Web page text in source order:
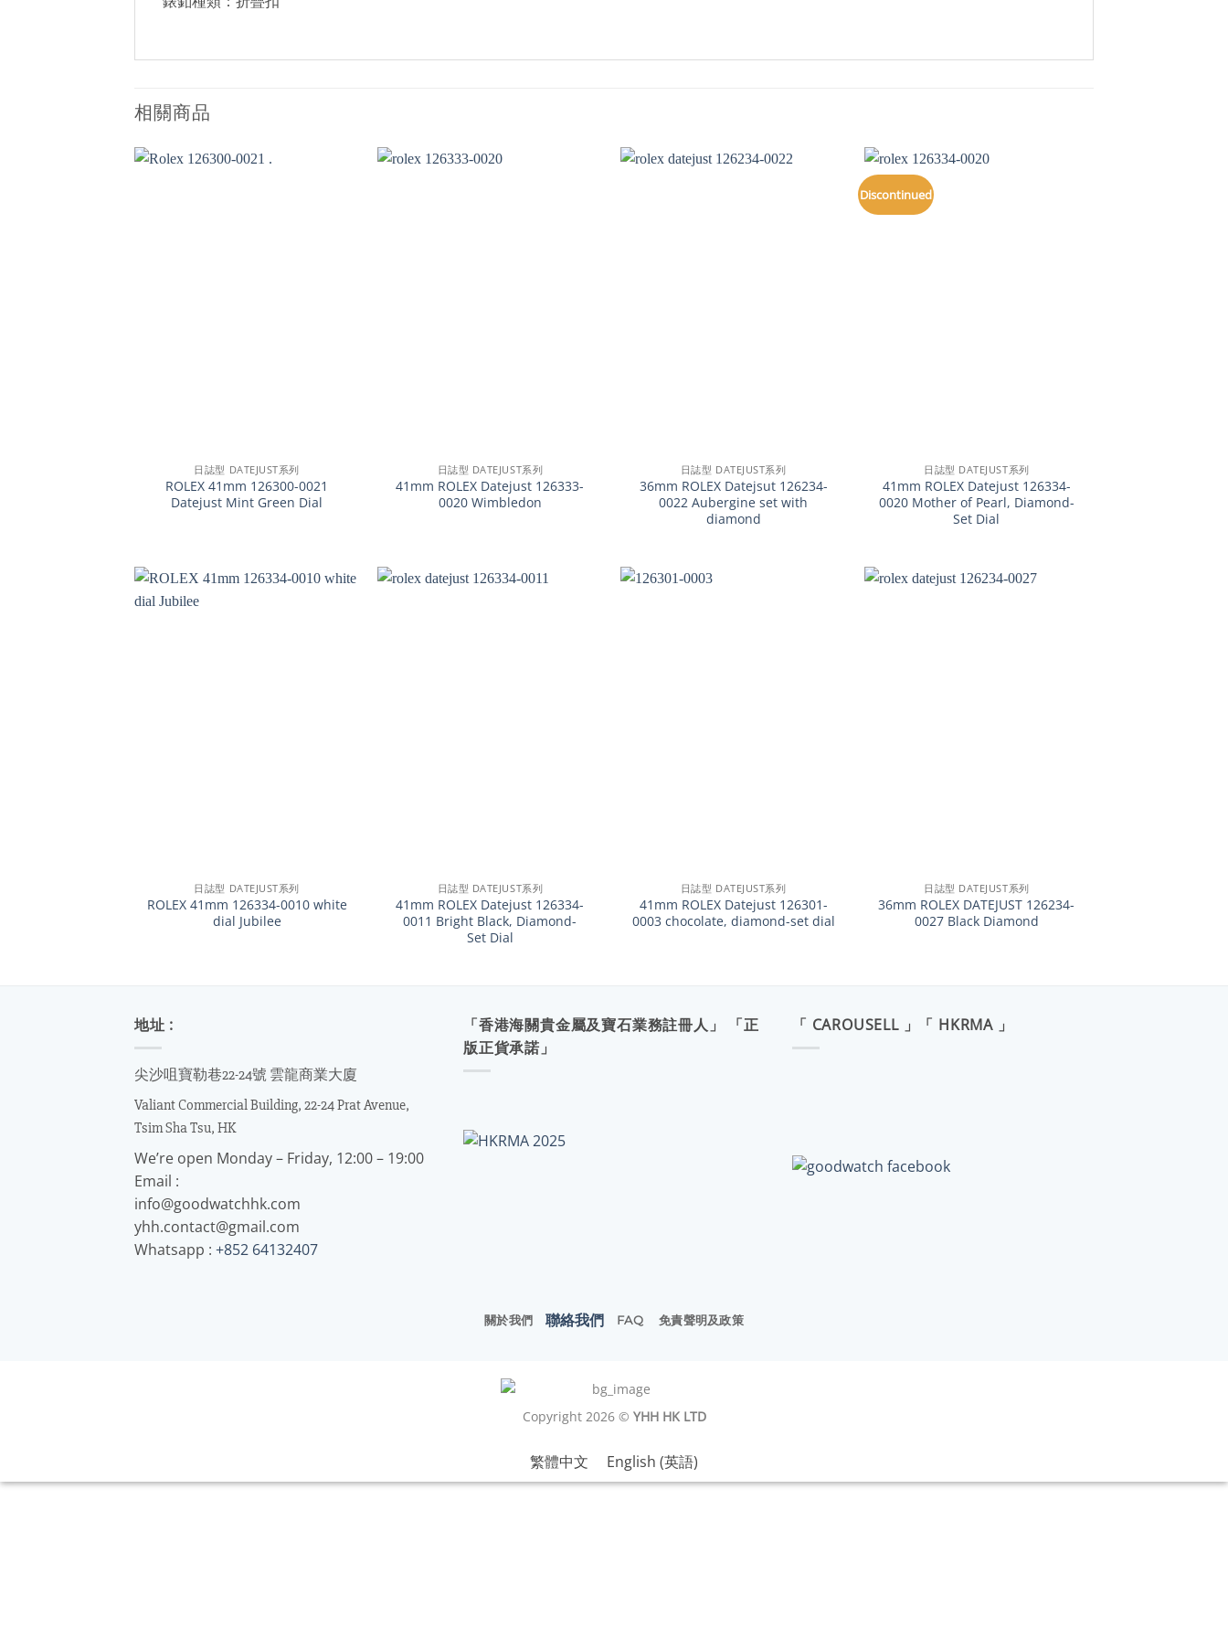
相關商品
日誌型 DATEJUST系列
ROLEX 41mm 126300-0021
Datejust Mint Green Dial
日誌型 DATEJUST系列
41mm ROLEX Datejust 126333-
0020 Wimbledon
日誌型 DATEJUST系列
36mm ROLEX Datejsut 126234-
0022 Aubergine set with
diamond
Discontinued
日誌型 DATEJUST系列
41mm ROLEX Datejust 126334-
0020 Mother of Pearl, Diamond-
Set Dial
日誌型 DATEJUST系列
ROLEX 41mm 126334-0010 white
dial Jubilee
日誌型 DATEJUST系列
41mm ROLEX Datejust 126334-
0011 Bright Black, Diamond-
Set Dial
日誌型 DATEJUST系列
41mm ROLEX Datejust 126301-
0003 chocolate, diamond-set dial
日誌型 DATEJUST系列
36mm ROLEX DATEJUST 126234-
0027 Black Diamond
地址 :
尖沙咀寶勒巷22-24號 雲龍商業大廈
Valiant Commercial Building, 22-24 Prat Avenue,
Tsim Sha Tsu, HK
We’re open Monday – Friday, 12:00 – 19:00
Email :
info@goodwatchhk.com
yhh.contact@gmail.com
Whatsapp : +852 64132407
「香港海關貴金屬及寶石業務註冊人」 「正
版正貨承諾」
「 CAROUSELL 」「 HKRMA 」
關於我們 聯絡我們 FAQ 免責聲明及政策
Copyright 2026 © YHH HK LTD
繁體中文 English (英語)